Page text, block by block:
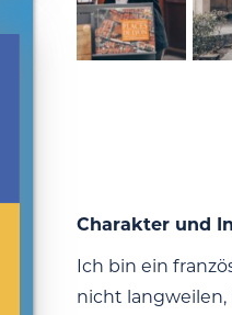
Charakter und
Ich bin ein
nicht langweilen,